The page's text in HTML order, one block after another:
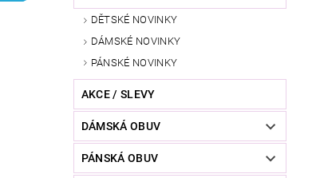
REKLAMAČNÍ ŘÁD
DĚTSKÉ NOVINKY
DÁMSKÉ NOVINKY
PÁNSKÉ NOVINKY
AKCE / SLEVY
DÁMSKÁ OBUV
PÁNSKÁ OBUV